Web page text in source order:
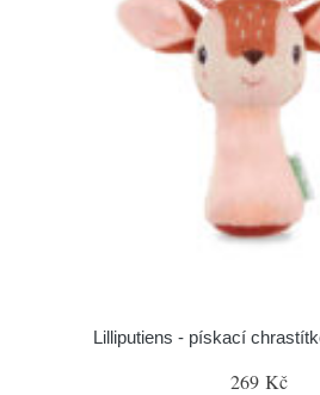
Lilliputiens - pískací
269 Kč